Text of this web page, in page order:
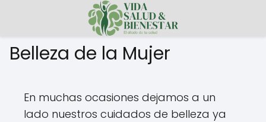
Belleza de la Mujer
En muchas ocasiones dejamos a un
lado nuestros cuidados de belleza ya